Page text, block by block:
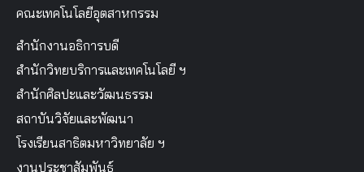
คณะเทคโนโลยีอุตสาหกรรม
สำนักงานอธิการบดี
สำนักวิทยบริการและเทคโนโลยี ฯ
สำนักศิลปะและวัฒนธรรม
สถาบันวิจัยและพัฒนา
โรงเรียนสาธิตมหาวิทยาลัย ฯ
งานประชาสัมพันธ์